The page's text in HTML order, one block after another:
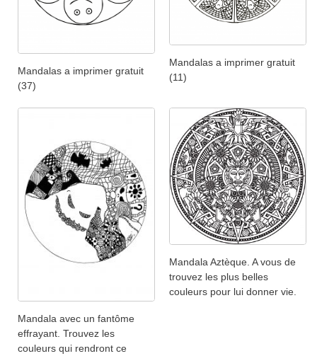
Mandalas a imprimer gratuit
(37)
Mandalas a imprimer gratuit
(11)
Mandala avec un fantôme
effrayant. Trouvez les
couleurs qui rendront ce
Mandala Aztèque. A vous de
trouvez les plus belles
couleurs pour lui donner vie.